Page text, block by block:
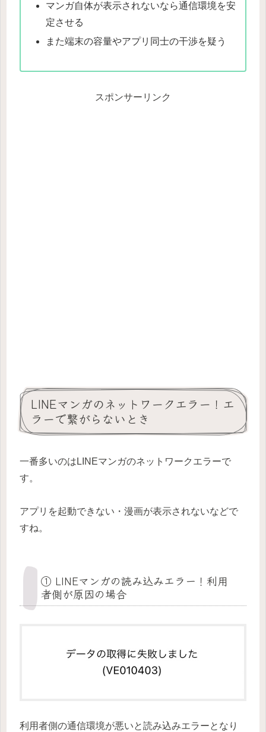
マンガ自体が表示されないなら通信環境を安
定させる
また端末の容量やアプリ同士の干渉を疑う
スポンサーリンク
LINEマンガのネットワークエラー！エ
ラーで繋がらないとき
一番多いのはLINEマンガのネットワークエラーで
す。
アプリを起動できない・漫画が表示されないなどで
すね。
① LINEマンガの読み込みエラー！利用
者側が原因の場合
利用者側の通信環境が悪いと読み込みエラーとなり